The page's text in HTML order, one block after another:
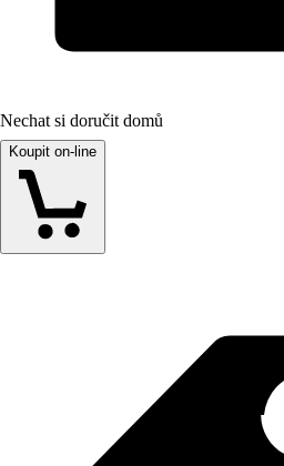
Nechat si doručit domů
Koupit on-line